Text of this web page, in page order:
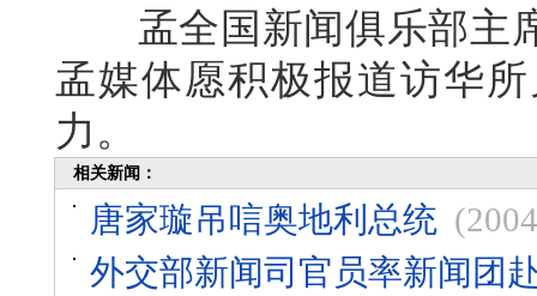
孟全国新闻俱乐部主席
孟媒体愿积极报道访华
力。
相关新闻：
唐家璇吊唁奥地利总统
外交部新闻司官员率新闻团